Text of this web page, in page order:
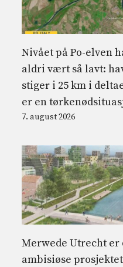
Nivået på Po-elven
aldri vært så lavt:
stiger i 25 km i
er en
7. august 2026
Merwede Utrecht er
ambisiøse